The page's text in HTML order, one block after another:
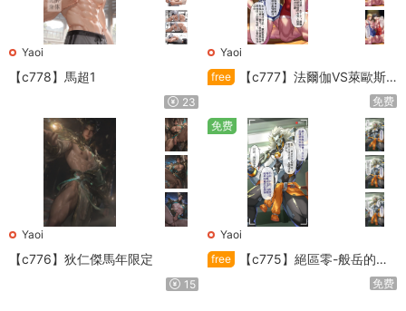
Yaoi
【c778】馬超1
23
Yaoi
free
【c777】法爾伽VS萊歐斯
免费
Yaoi
【c776】狄仁傑馬年限定
15
Yaoi
free
【c775】絕區零-般岳的訓
免费
免费